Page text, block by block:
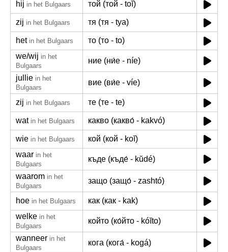
hij in het Bulgaars той (той - toĭ)
zij in het Bulgaars тя (тя - tya)
het in het Bulgaars
то (то - to)
we/wij in het
Bulgaars
ние (ни́е - níe)
jullie in het
Bulgaars
вие (ви́е - víe)
zij in het Bulgaars те (те - te)
wat in het Bulgaars какво (какво́ - kakvó)
wie in het Bulgaars
кой (кой - koĭ)
waar in het
Bulgaars
къде (къде́ - kŭdé)
waarom in het
Bulgaars
защо (защо́ - zashtó)
hoe in het Bulgaars
как (как - kak)
welke in het
Bulgaars
който (ко́йто - kóĭto)
wanneer in het
Bulgaars
кога (кога́ - kogá)